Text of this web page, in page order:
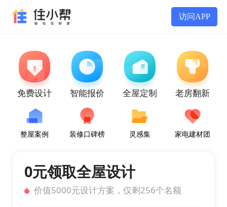
访问APP
免费设计 智能报价 全屋定制 老房翻新
整屋案例 装修口碑榜 灵感集 家电建材团
0元领取全屋设计
价值5000元设计方案，仅剩256个名额